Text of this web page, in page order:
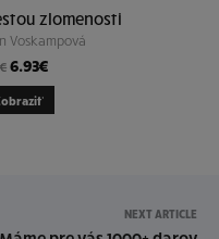
zlomenosti
Voskampová
€ 6.93€
NEXT ARTICLE